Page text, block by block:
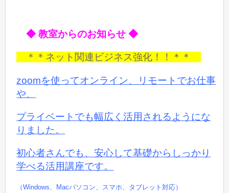
◆ 教室からのお知らせ ◆
＊＊ネット関連ビジネス強化！！＊＊
zoomを使ってオンライン、リモートでお仕事
や、
プライベートでも幅広く活用されるようにな
りました。
初心者さんでも、安心して基礎からしっかり
学べる活用講座です。
（Windows、Macパソコン、スマホ、タブレット対応）